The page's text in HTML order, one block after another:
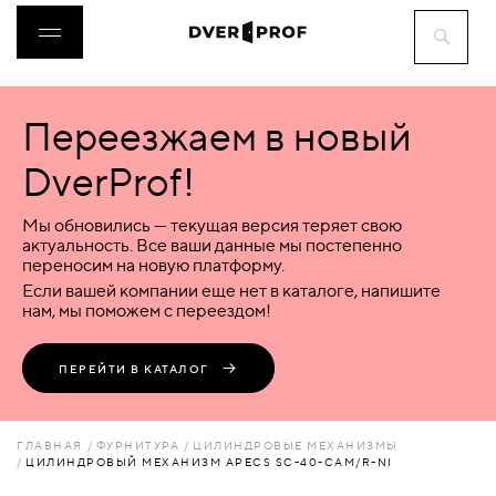
ДВЕРИ
ФУРНИТУРА
ВОРОТА
ПЕРЕГОРОДКИ
Переезжаем в новый
DverProf!
Мы обновились — текущая версия теряет свою
актуальность. Все ваши данные мы постепенно
переносим на новую платформу.
Если вашей компании еще нет в каталоге, напишите
нам, мы поможем с переездом!
ПЕРЕЙТИ В КАТАЛОГ
ГЛАВНАЯ ФУРНИТУРА
ЦИЛИНДРОВЫЕ МЕХАНИЗМЫ
ЦИЛИНДРОВЫЙ МЕХАНИЗМ APECS SC-40-CAM/R-NI